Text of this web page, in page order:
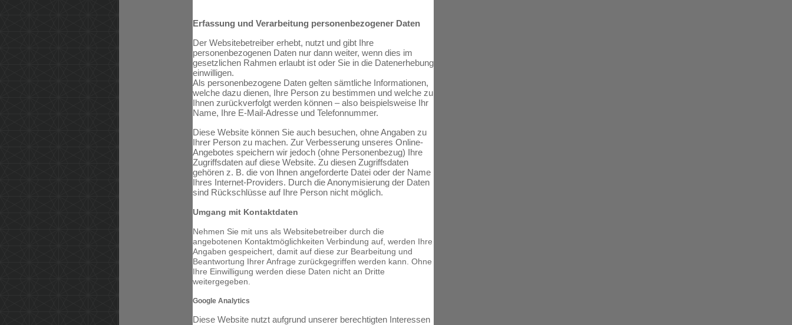
Erfassung und Verarbeitung personenbezogener Daten
Der Websitebetreiber erhebt, nutzt und gibt Ihre
personenbezogenen Daten nur dann weiter, wenn dies im
gesetzlichen Rahmen erlaubt ist oder Sie in die Datenerhebung
einwilligen.
Als personenbezogene Daten gelten sämtliche Informationen,
welche dazu dienen, Ihre Person zu bestimmen und welche zu
Ihnen zurückverfolgt werden können – also beispielsweise Ihr
Name, Ihre E-Mail-Adresse und Telefonnummer.
Diese Website können Sie auch besuchen, ohne Angaben zu
Ihrer Person zu machen. Zur Verbesserung unseres Online-
Angebotes speichern wir jedoch (ohne Personenbezug) Ihre
Zugriffsdaten auf diese Website. Zu diesen Zugriffsdaten
gehören z. B. die von Ihnen angeforderte Datei oder der Name
Ihres Internet-Providers. Durch die Anonymisierung der Daten
sind Rückschlüsse auf Ihre Person nicht möglich.
Umgang mit Kontaktdaten
Nehmen Sie mit uns als Websitebetreiber durch die
angebotenen Kontaktmöglichkeiten Verbindung auf, werden Ihre
Angaben gespeichert, damit auf diese zur Bearbeitung und
Beantwortung Ihrer Anfrage zurückgegriffen werden kann. Ohne
Ihre Einwilligung werden diese Daten nicht an Dritte
weitergegeben.
Google Analytics
Diese Website nutzt aufgrund unserer berechtigten Interessen